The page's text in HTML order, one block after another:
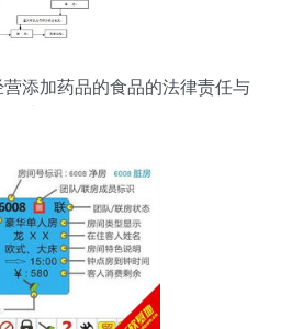
添加药品的食品的法律责任与